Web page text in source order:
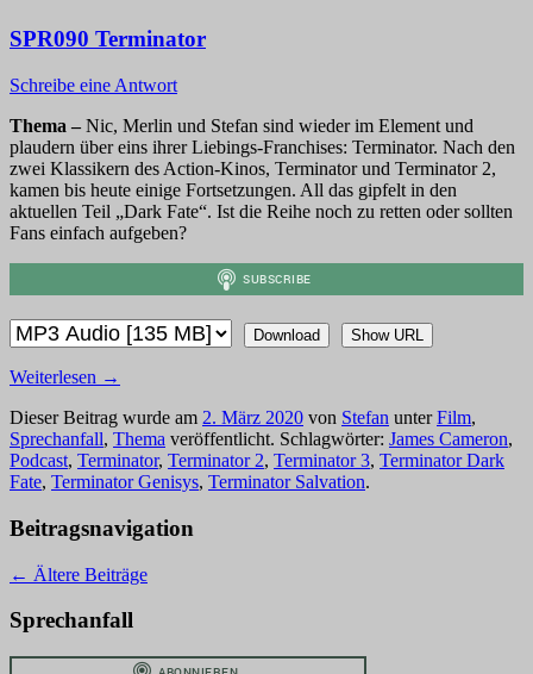
SPR090 Terminator
Schreibe eine Antwort
Thema – Nic, Merlin und Stefan sind wieder im Element und
plaudern über eins ihrer Liebings-Franchises: Terminator. Nach den
zwei Klassikern des Action-Kinos, Terminator und Terminator 2,
kamen bis heute einige Fortsetzungen. All das gipfelt in den
aktuellen Teil „Dark Fate“. Ist die Reihe noch zu retten oder sollten
Fans einfach aufgeben?
Download Show URL
Weiterlesen →
Dieser Beitrag wurde am 2. März 2020 von Stefan unterFilm,
Sprechanfall, Thema veröffentlicht. Schlagwörter: James Cameron,
Podcast, Terminator, Terminator 2, Terminator 3, Terminator Dark
Fate, Terminator Genisys, Terminator Salvation.
Beitragsnavigation
← Ältere Beiträge
Sprechanfall